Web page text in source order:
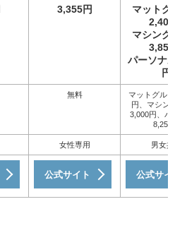
3,355円
マットグ
マシング
パーソナ
円
無料
マットグル
円、マシン
3,000円、パ
8,250
女性専用 男女
公式サイト 公式サイ